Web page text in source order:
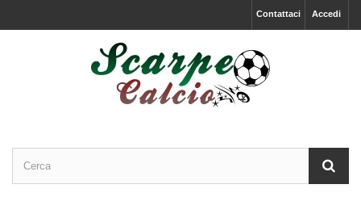
Accedi
Contattaci